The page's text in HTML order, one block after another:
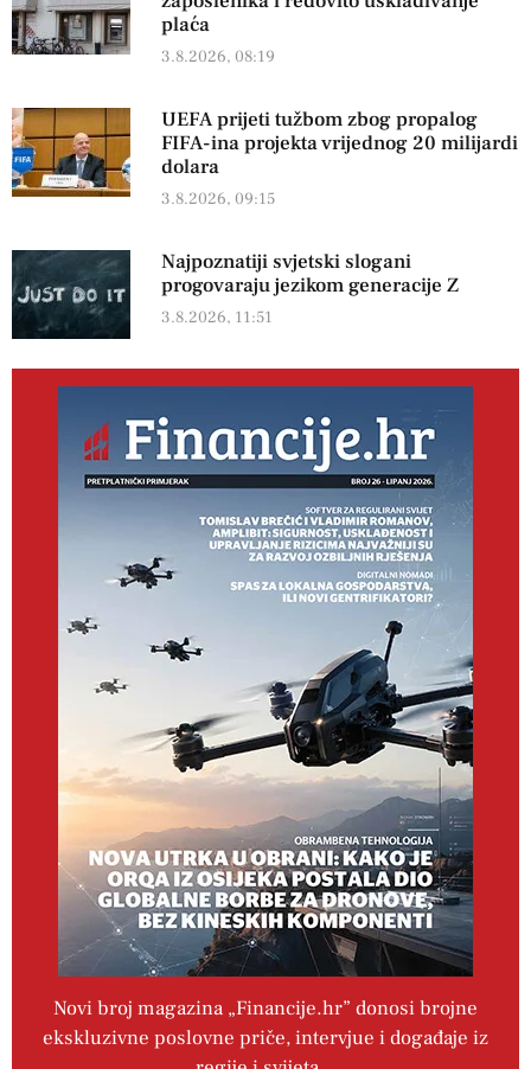
plaća
3.8.2026, 08:19
UEFA prijeti tužbom zbog propalog
FIFA-ina projekta vrijednog 20 milijardi
dolara
3.8.2026, 09:15
Najpoznatiji svjetski slogani
progovaraju jezikom generacije Z
3.8.2026, 11:51
Novi broj magazina „Financije.hr” donosi brojne
ekskluzivne poslovne priče, intervjue i događaje iz